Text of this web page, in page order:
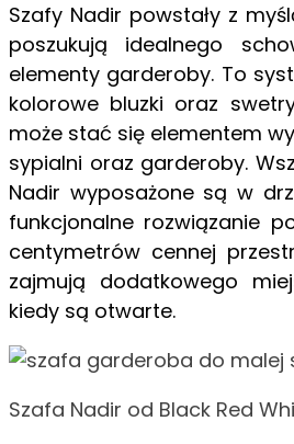
Szafy Nadir powstały z
poszukują idealnego
elementy garderoby. To
kolorowe bluzki oraz
może stać się elementem
sypialni oraz garderoby.
Nadir wyposażone są w
funkcjonalne rozwiązanie
centymetrów cennej
zajmują dodatkowego
kiedy są otwarte.
Szafa Nadir od Black Red